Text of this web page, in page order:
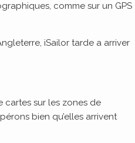
comme sur un GPS
iSailor tarde a arriver
cartes sur les zones de
bien qu’elles arrivent